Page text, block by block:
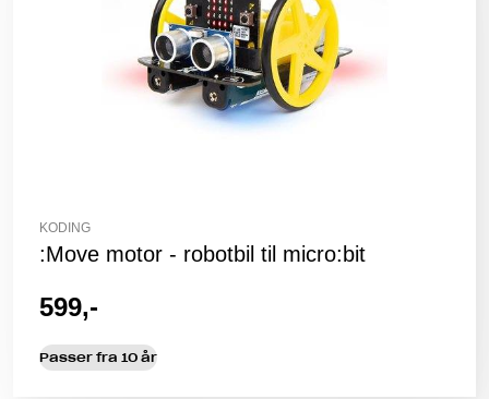
KODING
:Move motor - robotbil til micro:bit
599,-
Passer fra 10 år